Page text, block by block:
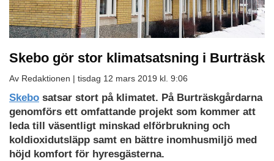
Skebo gör stor klimatsatsning i Burträsk
Av Redaktionen | tisdag 12 mars 2019 kl. 9:06
Skebo satsar stort på klimatet. På Burträskgårdarna
genomförs ett omfattande projekt som kommer att
leda till väsentligt minskad elförbrukning och
koldioxidutsläpp samt en bättre inomhusmiljö med
höjd komfort för hyresgästerna.